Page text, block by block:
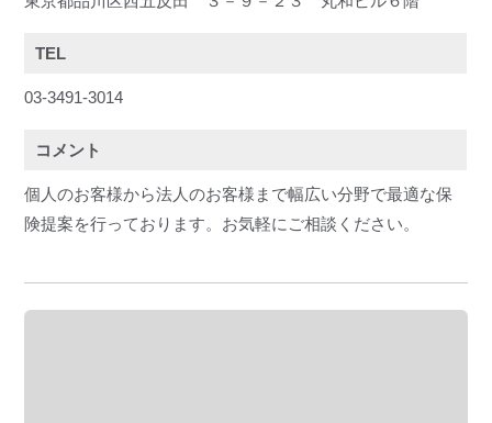
TEL
03-3491-3014
コメント
個人のお客様から法人のお客様まで幅広い分野で最適な保
険提案を行っております。お気軽にご相談ください。